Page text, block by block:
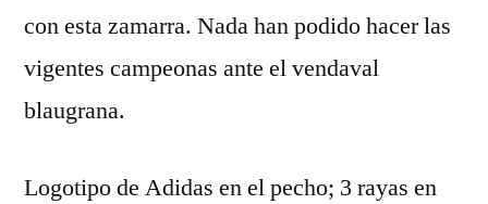
con esta zamarra. Nada han podido hacer las
vigentes campeonas ante el vendaval
blaugrana.
Logotipo de Adidas en el pecho; 3 rayas en